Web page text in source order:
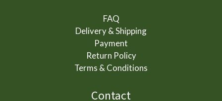
FAQ
Delivery & Shipping
Payment
Return Policy
Terms & Conditions
Contact